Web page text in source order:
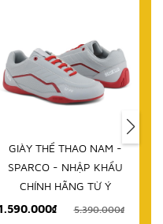
DÉP NAM - SPARCO - NHẬP
KHẨU CHÍNH HÃNG TỪ Ý
999.000₫ 2.580.000₫